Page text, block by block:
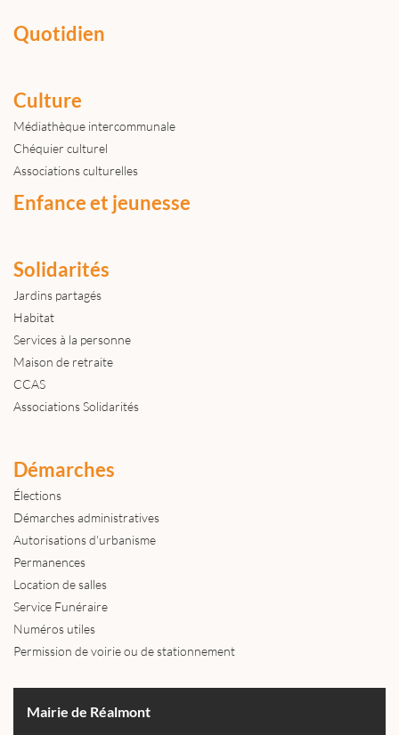
Quotidien
Culture
Médiathèque intercommunale
Chéquier culturel
Associations culturelles
Enfance et jeunesse
Solidarités
Jardins partagés
Habitat
Services à la personne
Maison de retraite
CCAS
Associations Solidarités
Démarches
Élections
Démarches administratives
Autorisations d'urbanisme
Permanences
Location de salles
Service Funéraire
Numéros utiles
Permission de voirie ou de stationnement
Mairie de Réalmont